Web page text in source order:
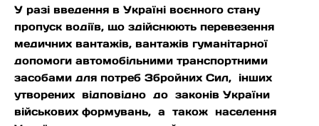
У разі введення в Україні воєнного стану
пропуск водіїв, що здійснюють перевезення
медичних вантажів, вантажів гуманітарної
допомоги автомобільними транспортними
засобами для потреб Збройних Сил, інших
утворених відповідно до законів України
військових формувань, а також населення